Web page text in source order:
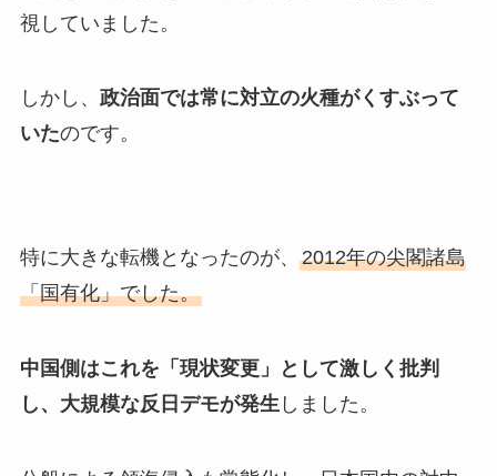
視していました。
しかし、 政治面では常に対立の火種がくすぶって
いたのです。
特に大きな転機となったのが、 2012年の尖閣諸島
「国有化」でした。
中国側はこれを「現状変更」として激しく批判
し、大規模な反日デモが発生 しました。